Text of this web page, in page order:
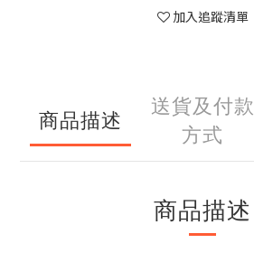
加入追蹤清單
商品描述
送貨及付款
方式
商品描述